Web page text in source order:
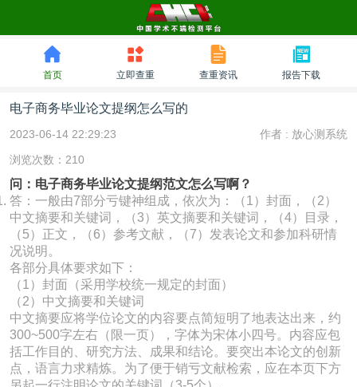
首页 立即查重 查重资讯 报告下载
电子商务毕业论文提纲怎么写的
2023-06-14 22:29:23 作者 : 放心测系统
浏览次数：210
问：电子商务毕业论文提纲范文怎么写啊？
答：一般由7部分亏键神组成，依次为：（1）封面，（2）
中文摘要和关键词，（3）英文摘要和关键词，（4）目录，
（5）正文，（6）参考文献，（7）发表论文和参加科研情
况说明。
各部分具体要求如下：
（1）封面（采用学校统一规定的封面）
（2）中文摘要和关键词
中文摘要应将学位论文的内容要点简短明了地表达出来，约
300~500字左右（限一页），字体为宋体小四号。内容应包
括工作目的、研究方法、成果和结论。要突出本论文的创新
点，语言力求精炼。为了便于销亏文献检索，应在本页下方